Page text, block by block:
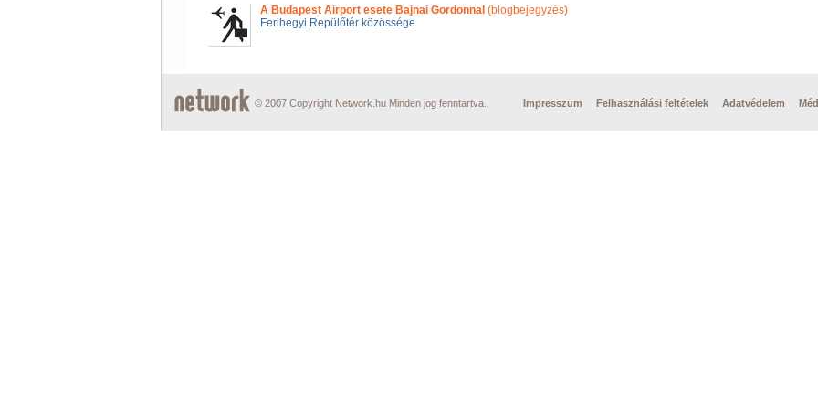
A Budapest Airport esete Bajnai Gordonnal (blogbejegyzés)
Ferihegyi Repülőtér közössége
© 2007 Copyright Network.hu Minden jog fenntartva. Impresszum Felhasználási feltételek Adatvédelem